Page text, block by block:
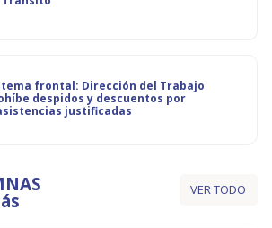
frontal: Dirección del Trabajo
despidos y descuentos por
justificadas
VER TODO